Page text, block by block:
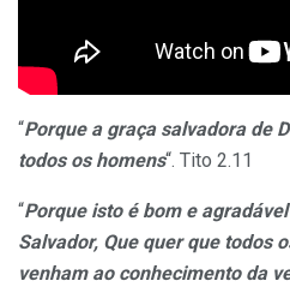
“Porque a graça salvadora de
todos os homens“. Tito 2.11
“Porque isto é bom e
Salvador, Que quer que todos
venham ao conhecimento da